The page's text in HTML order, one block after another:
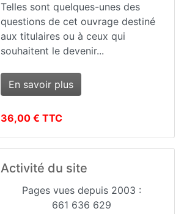
Telles sont quelques-unes des
questions de cet ouvrage destiné
aux titulaires ou à ceux qui
souhaitent le devenir...
En savoir plus
36,00 € TTC
Activité du site
Pages vues depuis 2003 :
661 636 629